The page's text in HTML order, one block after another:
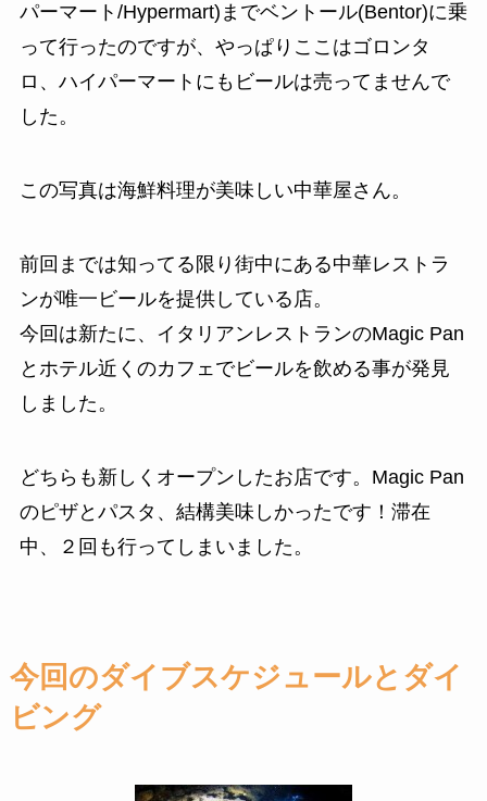
パーマート/Hypermart)までベントール(Bentor)に乗
って行ったのですが、やっぱりここはゴロンタ
ロ、ハイパーマートにもビールは売ってませんで
した。
この写真は海鮮料理が美味しい中華屋さん。
前回までは知ってる限り街中にある中華レストラ
ンが唯一ビールを提供している店。
今回は新たに、イタリアンレストランのMagic Pan
とホテル近くのカフェでビールを飲める事が発見
しました。
どちらも新しくオープンしたお店です。Magic Pan
のピザとパスタ、結構美味しかったです！滞在
中、２回も行ってしまいました。
今回のダイブスケジュールとダイ
ビング